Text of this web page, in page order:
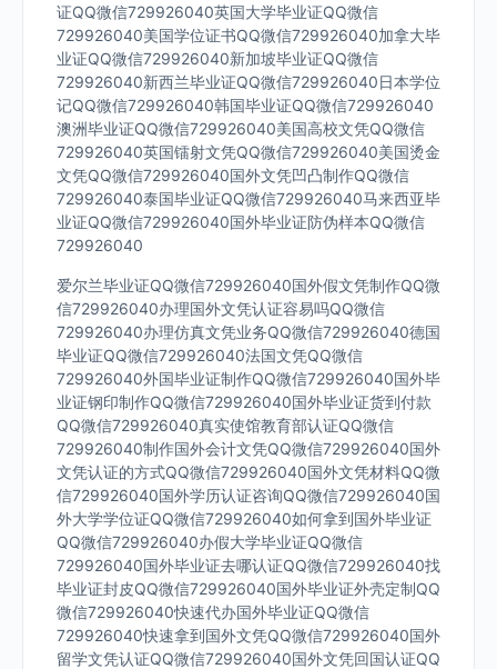
证QQ微信729926040英国大学毕业证QQ微信
729926040美国学位证书QQ微信729926040加拿大毕
业证QQ微信729926040新加坡毕业证QQ微信
729926040新西兰毕业证QQ微信729926040日本学位
记QQ微信729926040韩国毕业证QQ微信729926040
澳洲毕业证QQ微信729926040美国高校文凭QQ微信
729926040英国镭射文凭QQ微信729926040美国烫金
文凭QQ微信729926040国外文凭凹凸制作QQ微信
729926040泰国毕业证QQ微信729926040马来西亚毕
业证QQ微信729926040国外毕业证防伪样本QQ微信
729926040
爱尔兰毕业证QQ微信729926040国外假文凭制作QQ微
信729926040办理国外文凭认证容易吗QQ微信
729926040办理仿真文凭业务QQ微信729926040德国
毕业证QQ微信729926040法国文凭QQ微信
729926040外国毕业证制作QQ微信729926040国外毕
业证钢印制作QQ微信729926040国外毕业证货到付款
QQ微信729926040真实使馆教育部认证QQ微信
729926040制作国外会计文凭QQ微信729926040国外
文凭认证的方式QQ微信729926040国外文凭材料QQ微
信729926040国外学历认证咨询QQ微信729926040国
外大学学位证QQ微信729926040如何拿到国外毕业证
QQ微信729926040办假大学毕业证QQ微信
729926040国外毕业证去哪认证QQ微信729926040找
毕业证封皮QQ微信729926040国外毕业证外壳定制QQ
微信729926040快速代办国外毕业证QQ微信
729926040快速拿到国外文凭QQ微信729926040国外
留学文凭认证QQ微信729926040国外文凭回国认证QQ